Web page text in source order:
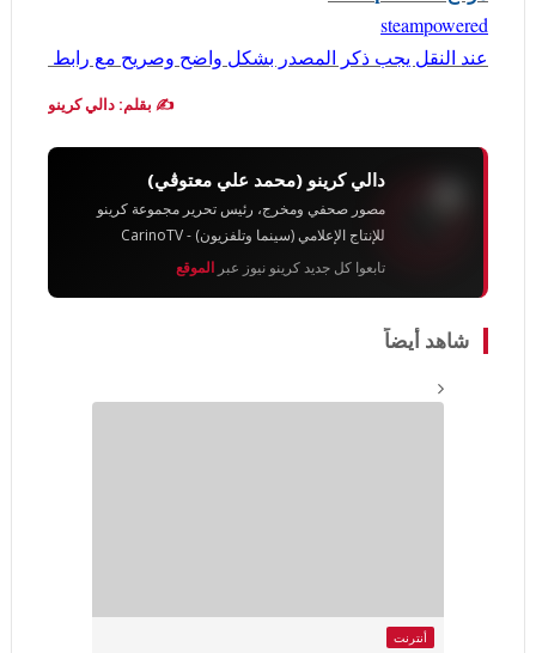
steampowered
عند النقل يجب ذكر المصدر بشكل واضح وصريح مع رابط
✍️ بقلم: دالي كرينو
دالي كرينو (محمد علي معتوڨي)
مصور صحفي ومخرج، رئيس تحرير مجموعة كرينو
للإنتاج الإعلامي (سينما وتلفزيون) - CarinoTV
تابعوا كل جديد كرينو نيوز عبر الموقع
شاهد أيضاً
أنترنت